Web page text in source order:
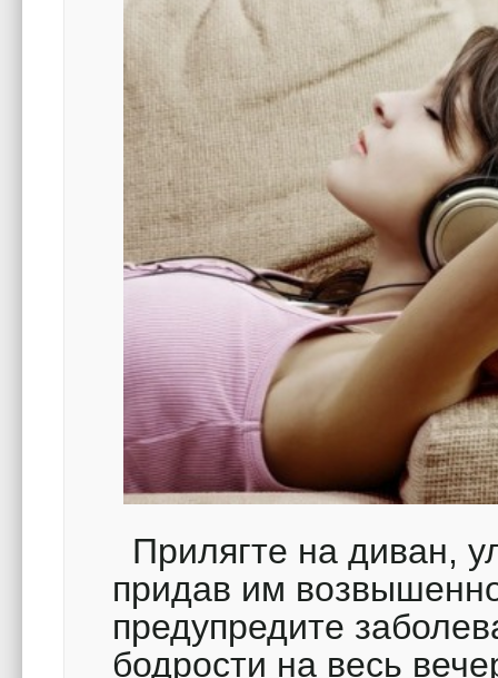
Прилягте на диван,
придав им
предупредите
бодрости на весь